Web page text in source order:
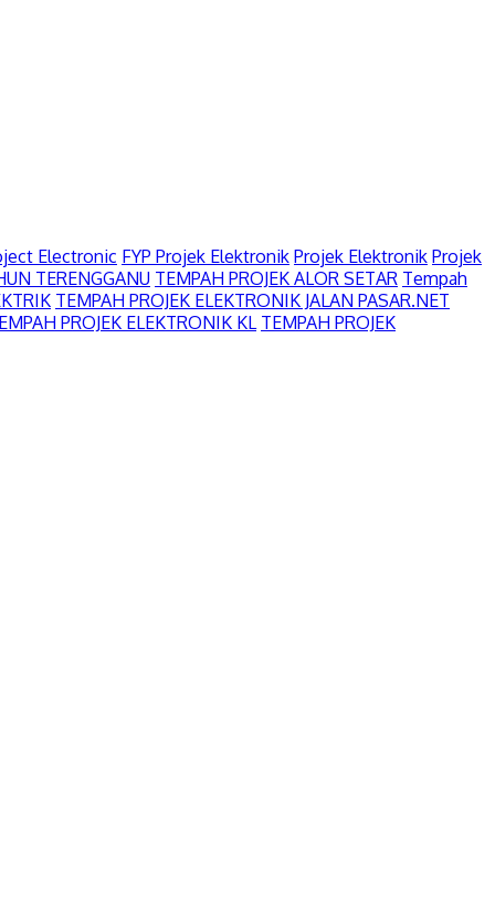
Electronic FYP Projek Elektronik Projek Elektronik Projek
TERENGGANU TEMPAH PROJEK ALOR SETAR Tempah
TEMPAH PROJEK ELEKTRONIK JALAN PASAR.NET
PROJEK ELEKTRONIK KL TEMPAH PROJEK